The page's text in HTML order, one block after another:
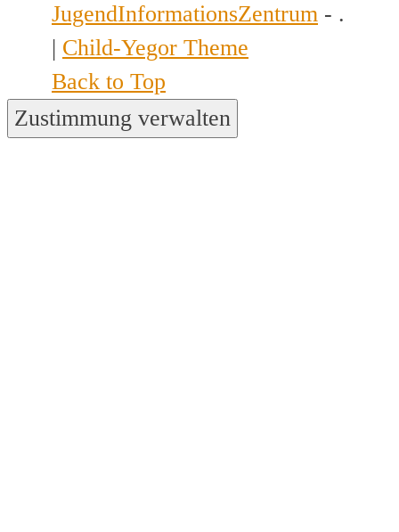
JugendInformationsZentrum - .
| Child-Yegor Theme
Back to Top
Zustimmung verwalten